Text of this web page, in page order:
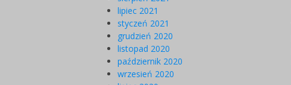
lipiec 2021
styczeń 2021
grudzień 2020
listopad 2020
październik 2020
wrzesień 2020